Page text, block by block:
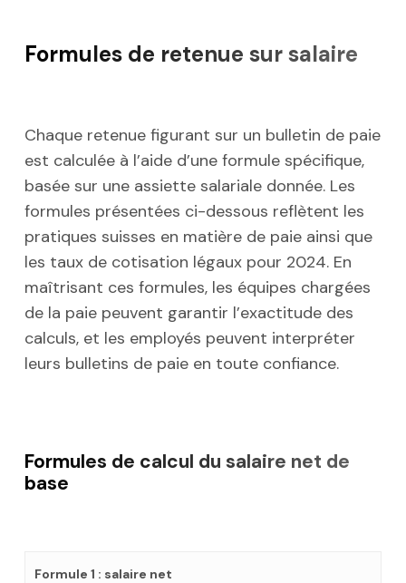
Formules de retenue sur salaire
Chaque retenue figurant sur un bulletin de paie
est calculée à l’aide d’une formule spécifique,
basée sur une assiette salariale donnée. Les
formules présentées ci-dessous reflètent les
pratiques suisses en matière de paie ainsi que
les taux de cotisation légaux pour 2024. En
maîtrisant ces formules, les équipes chargées
de la paie peuvent garantir l’exactitude des
calculs, et les employés peuvent interpréter
leurs bulletins de paie en toute confiance.
Formules de calcul du salaire net de
base
Formule 1 : salaire net